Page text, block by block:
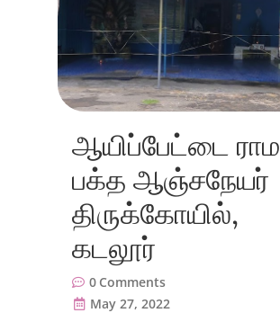
ஆயிப்பேட்டை ராம
பக்த ஆஞ்சநேயர்
திருக்கோயில்,
கடலூர்
0 Comments
May 27, 2022